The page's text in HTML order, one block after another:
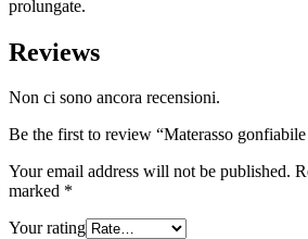
prolungate.
Reviews
Non ci sono ancora recensioni.
Be the first to review “Materasso
Your email address will not be published.
marked *
Your rating